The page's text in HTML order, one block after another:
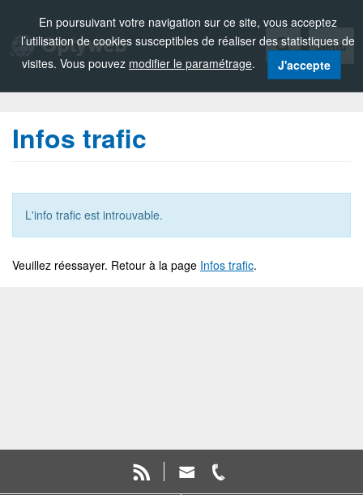
En poursuivant votre navigation sur ce site, vous acceptez
l’utilisation de cookies susceptibles de réaliser des statistiques de
visites. Vous pouvez modifier le paramétrage. J'accepte
Menu
Infos trafic
L'info trafic est introuvable.
Veuillez réessayer. Retour à la page Infos trafic.